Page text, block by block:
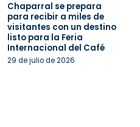
Chaparral se prepara
para recibir a miles de
visitantes con un destino
listo para la Feria
Internacional del Café
29 de julio de 2026